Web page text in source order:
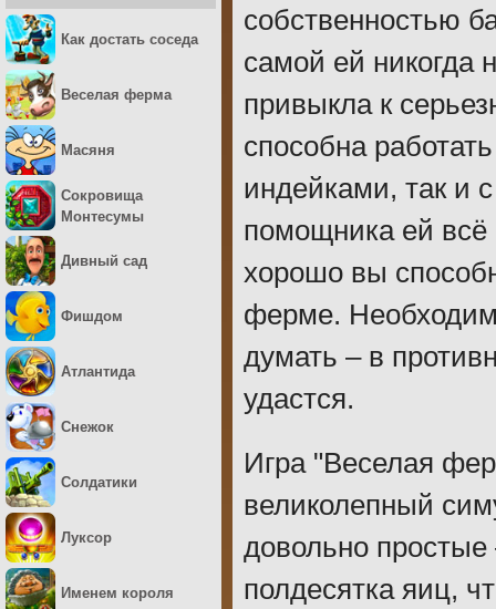
собственностью
самой ей никогда
привыкла к
способна
индейками, так и
помощника ей всё
хорошо вы
ферме.
думать – в
удастся.
Игра "Веселая
великолепный
довольно простые
полдесятка яиц,
Как достать соседа
Веселая ферма
Масяня
Сокровища
Монтесумы
Дивный сад
Фишдом
Атлантида
Снежок
Солдатики
Луксор
Именем короля